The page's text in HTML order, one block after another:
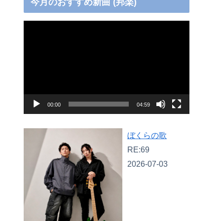
今月のおすすめ新曲 (邦楽)
ー
00:00 04:59
ぼくらの歌
RE:69
2026-07-03